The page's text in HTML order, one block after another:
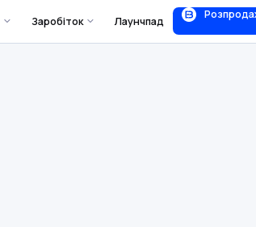
Заробіток Лаунчпад